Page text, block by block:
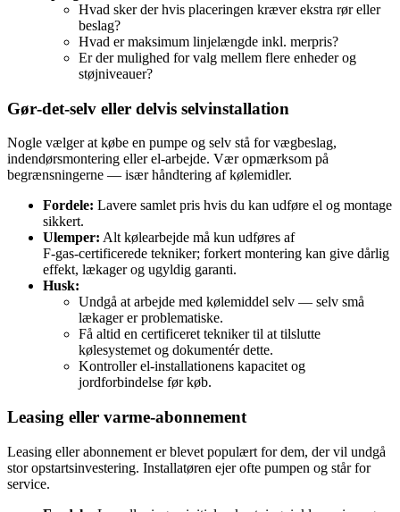
Hvad sker der hvis placeringen kræver ekstra rør eller
beslag?
Hvad er maksimum linjelængde inkl. merpris?
Er der mulighed for valg mellem flere enheder og
støjniveauer?
Gør‑det‑selv eller delvis selvinstallation
Nogle vælger at købe en pumpe og selv stå for vægbeslag,
indendørsmontering eller el‑arbejde. Vær opmærksom på
begrænsningerne — især håndtering af kølemidler.
Fordele: Lavere samlet pris hvis du kan udføre el og montage
sikkert.
Ulemper: Alt kølearbejde må kun udføres af
F‑gas‑certificerede tekniker; forkert montering kan give dårlig
effekt, lækager og ugyldig garanti.
Husk:
Undgå at arbejde med kølemiddel selv — selv små
lækager er problematiske.
Få altid en certificeret tekniker til at tilslutte
kølesystemet og dokumentér dette.
Kontroller el‑installationens kapacitet og
jordforbindelse før køb.
Leasing eller varme‑abonnement
Leasing eller abonnement er blevet populært for dem, der vil undgå
stor opstartsinvestering. Installatøren ejer ofte pumpen og står for
service.